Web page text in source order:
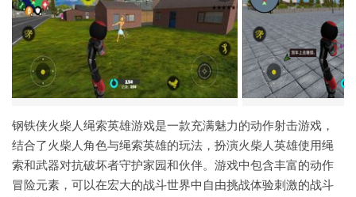
钢铁侠火柴人绳索英雄游戏是一款充满魅力的动作射击游戏，
结合了火柴人角色与绳索英雄的玩法，扮演火柴人英雄使用绳
索和武器对抗破坏者守护家园和伙伴。游戏中包含丰富的动作
冒险元素，可以在宏大的战斗世界中自由挑战体验刺激的战斗